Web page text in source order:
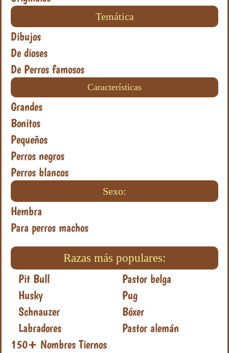
Temática
Dibujos
De dioses
De Perros famosos
Características
Grandes
Bonitos
Pequeños
Perros negros
Perros blancos
Sexo:
Hembra
Para perros machos
Razas más populares:
Pit Bull
Pastor belga
Husky
Pug
Schnauzer
Bóxer
Labradores
Pastor alemán
150+ Nombres Tiernos